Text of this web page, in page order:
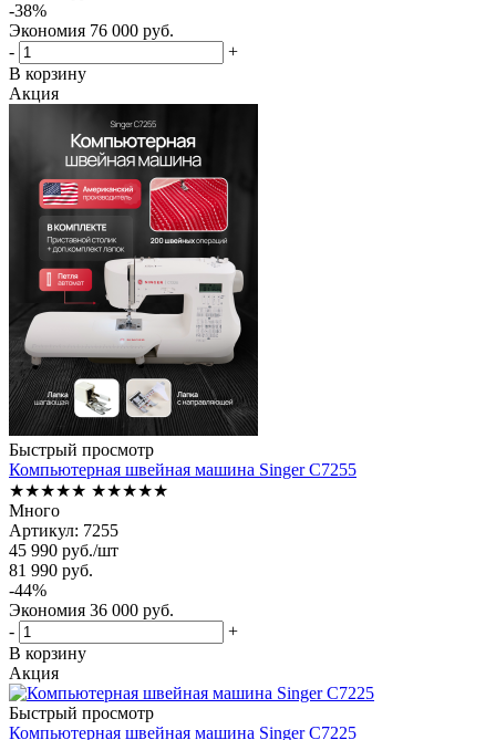
-38%
Экономия 76 000 руб.
-
+
В корзину
Акция
Быстрый просмотр
Компьютерная швейная машина Singer C7255
★★★★★ ★★★★★
Много
Артикул: 7255
45 990 руб./шт
81 990 руб.
-44%
Экономия 36 000 руб.
-
+
В корзину
Акция
Быстрый просмотр
Компьютерная швейная машина Singer C7225